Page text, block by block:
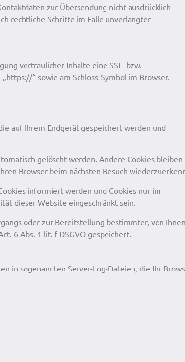
zur Übersendung nicht ausdrücklich
rechtliche Schritte im Falle unverlangter
vertraulicher Inhalte eine SSL- bzw.
“ sowie am Schloss-Symbol im Browser.
auf Ihrem Endgerät gespeichert werden und
gelöscht werden. Andere Cookies bleiben
Browser beim nächsten Besuch
informiert werden und Cookies nur im
dieser Website eingeschränkt sein.
oder zur Bereitstellung bestimmter, von Ihnen
6 Abs. 1 lit. f DSGVO gespeichert.
in sogenannten Server-Log-Dateien, die Ihr